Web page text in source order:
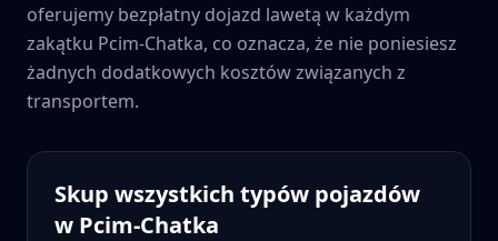
oferujemy bezpłatny dojazd lawetą w każdym
zakątku Pcim-Chatka, co oznacza, że nie poniesiesz
żadnych dodatkowych kosztów związanych z
transportem.
Skup wszystkich typów pojazdów
w Pcim-Chatka